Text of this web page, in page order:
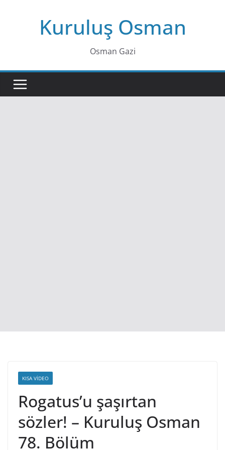
Kuruluş Osman
Osman Gazi
KISA VIDEO
Rogatus’u şaşırtan
sözler! – Kuruluş Osman
78. Bölüm